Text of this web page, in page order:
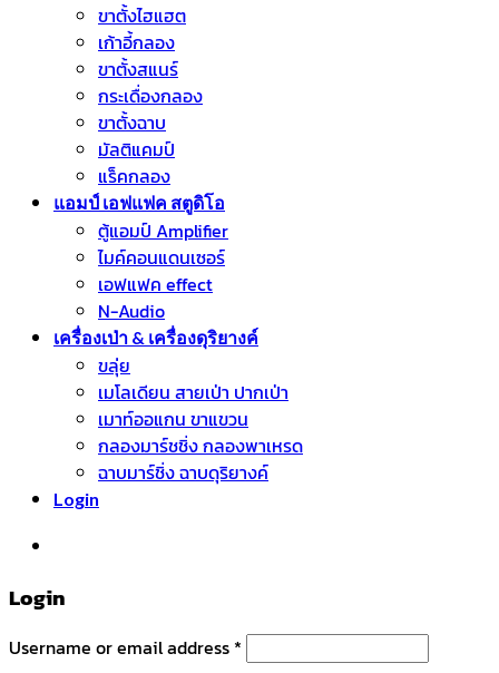
ขาตั้งไฮแฮต
เก้าอี้กลอง
ขาตั้งสแนร์
กระเดื่องกลอง
ขาตั้งฉาบ
มัลติแคมป์
แร็คกลอง
แอมป์ เอฟแฟค สตูดิโอ
ตู้แอมป์ Amplifier
ไมค์คอนแดนเซอร์
เอฟแฟค effect
N-Audio
เครื่องเป่า & เครื่องดุริยางค์
ขลุ่ย
เมโลเดียน สายเป่า ปากเป่า
เมาท์ออแกน ขาแขวน
กลองมาร์ชชิ่ง กลองพาเหรด
ฉาบมาร์ชิ่ง ฉาบดุริยางค์
Login
Login
Username or email address *